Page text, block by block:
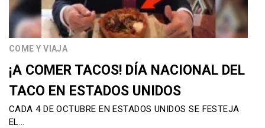
COME Y VIAJA
¡A COMER TACOS! DÍA NACIONAL DEL
TACO EN ESTADOS UNIDOS
CADA 4 DE OCTUBRE EN ESTADOS UNIDOS SE FESTEJA
EL…